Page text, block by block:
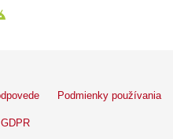
Podmienky používania
GDPR